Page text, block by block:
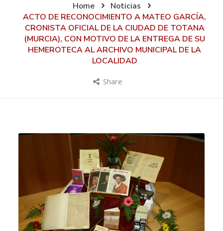
Home
Noticias
ACTO DE RECONOCIMIENTO A MATEO GARCÍA,
CRONISTA OFICIAL DE LA CIUDAD DE TOTANA
(MURCIA), CON MOTIVO DE LA ENTREGA DE SU
HEMEROTECA AL ARCHIVO MUNICIPAL DE LA
LOCALIDAD
Share